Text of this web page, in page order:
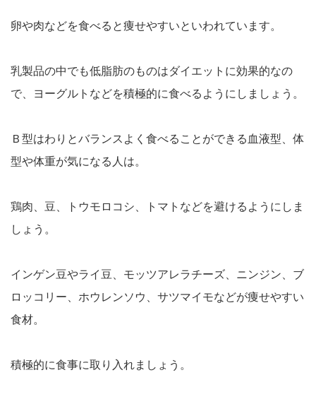
卵や肉などを食べると痩せやすいといわれています。
乳製品の中でも低脂肪のものはダイエットに効果的なの
で、ヨーグルトなどを積極的に食べるようにしましょう。
Ｂ型はわりとバランスよく食べることができる血液型、体
型や体重が気になる人は。
鶏肉、豆、トウモロコシ、トマトなどを避けるようにしま
しょう。
インゲン豆やライ豆、モッツアレラチーズ、ニンジン、ブ
ロッコリー、ホウレンソウ、サツマイモなどが痩せやすい
食材。
積極的に食事に取り入れましょう。